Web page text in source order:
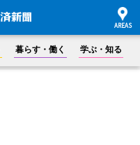
暮らす・働く 学ぶ・知る